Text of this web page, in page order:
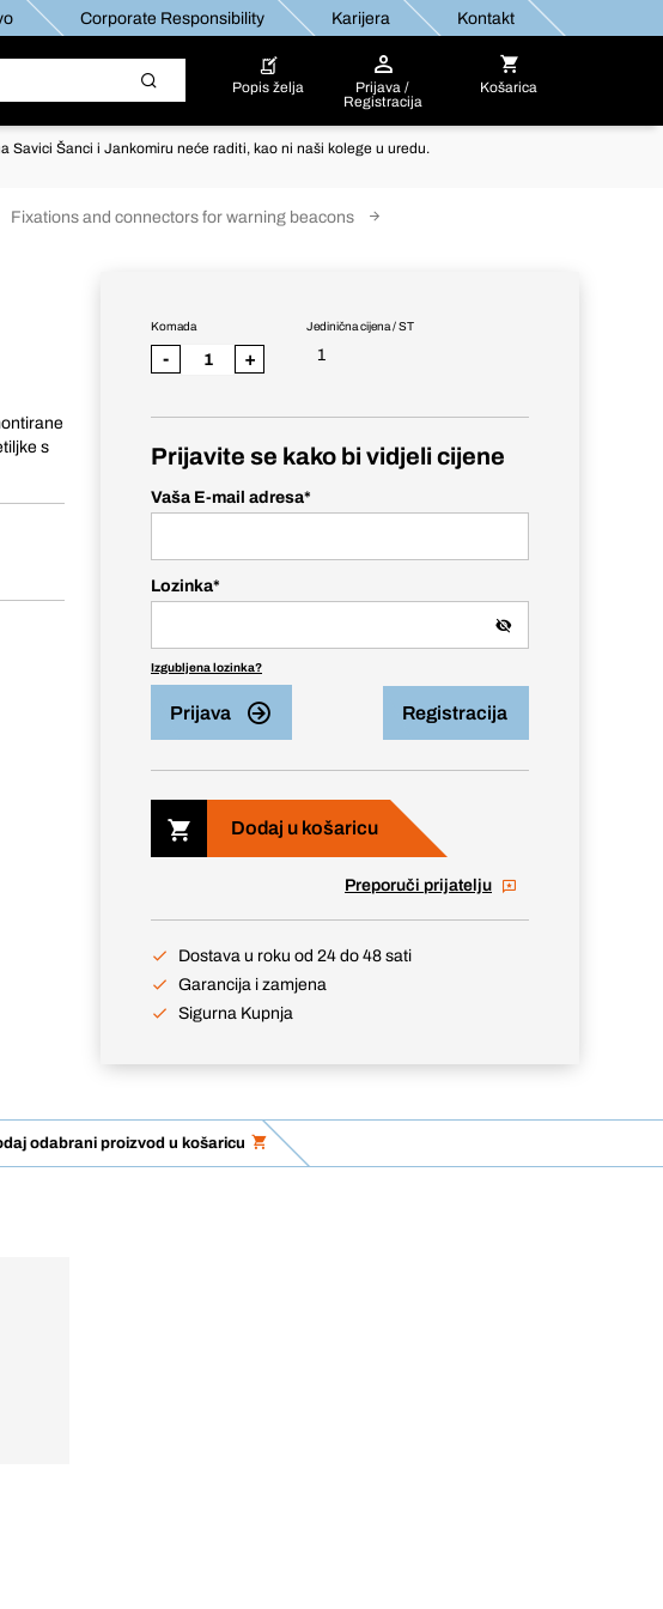
Corporate Responsibility Karijera Kontakt
Popis želja
Prijava /
Registracija
Košarica
Savici Šanci i Jankomiru neće raditi, kao ni naši kolege u uredu.
Fixations and connectors for warning beacons
s
Jedinična cijena / ST
1
Komada
- +
Prijavite se kako bi vidjeli cijene
Vaša E-mail adresa*
Lozinka*
Izgubljena lozinka?
Prijava Registracija
Dodaj u košaricu
Preporuči prijatelju
Dostava u roku od 24 do 48 sati
Garancija i zamjena
Sigurna Kupnja
odabrani proizvod u košaricu